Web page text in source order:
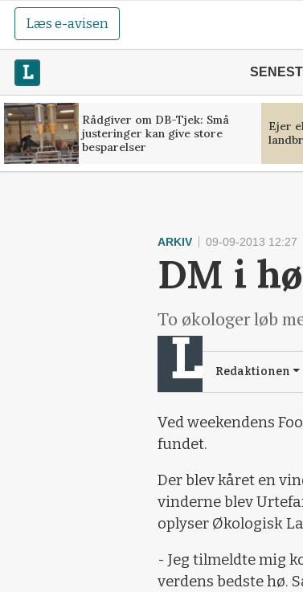
Læs e-avisen
Rådgiver om DB-Tjek: Små
justeringer kan give store
besparelser
Ejer
ARKIV 09-09-2013 12:27
DM i
To økologer løb
Redaktionen
Ved weekendens
fundet.
Der blev kåret en
vinderne blev
oplyser Økologisk
- Jeg tilmeldte mig
verdens bedste hø.